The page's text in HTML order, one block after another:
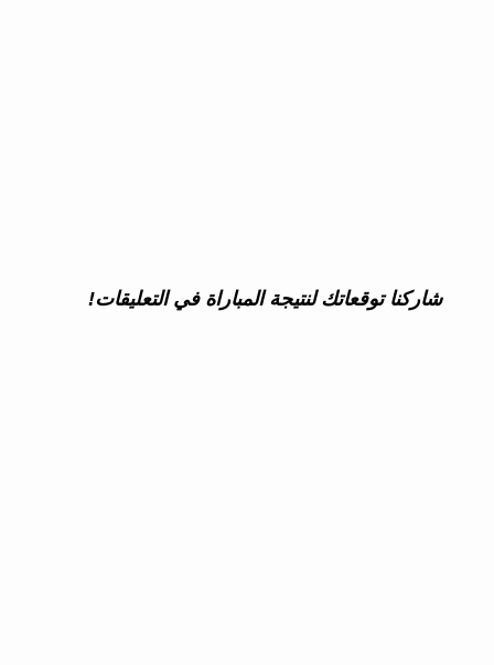
شاركنا توقعاتك لنتيجة المباراة في التعليقات!